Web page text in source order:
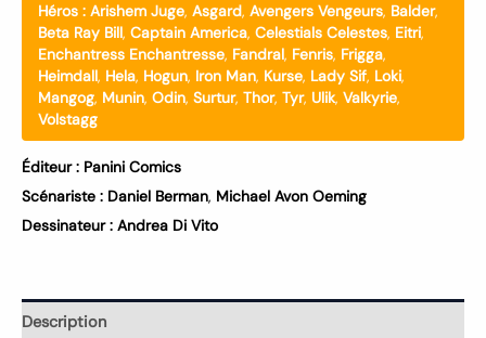
Héros : Arishem Juge, Asgard, Avengers Vengeurs, Balder,
Beta Ray Bill, Captain America, Celestials Celestes, Eitri,
Enchantress Enchantresse, Fandral, Fenris, Frigga,
Heimdall, Hela, Hogun, Iron Man, Kurse, Lady Sif, Loki,
Mangog, Munin, Odin, Surtur, Thor, Tyr, Ulik, Valkyrie,
Volstagg
Éditeur : Panini Comics
Scénariste : Daniel Berman, Michael Avon Oeming
Dessinateur : Andrea Di Vito
Description